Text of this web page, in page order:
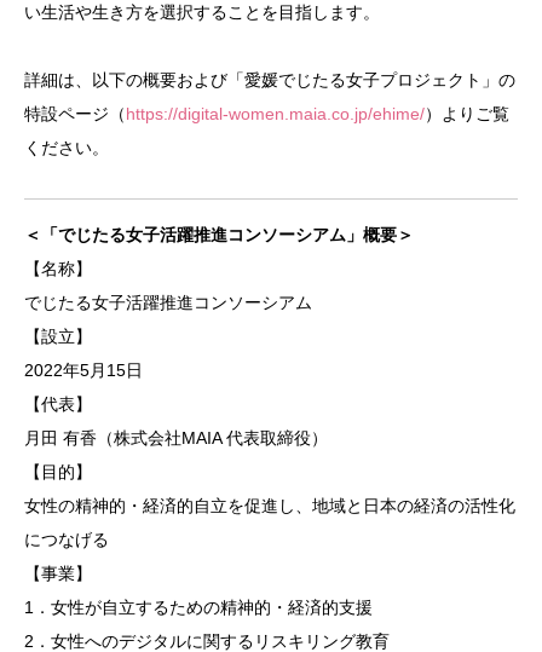
い生活や生き方を選択することを目指します。
詳細は、以下の概要および「愛媛でじたる女子プロジェクト」の
特設ページ（https://digital-women.maia.co.jp/ehime/）よりご覧
ください。
＜「でじたる女子活躍推進コンソーシアム」概要＞
【名称】
でじたる女子活躍推進コンソーシアム
【設立】
2022年5月15日
【代表】
月田 有香（株式会社MAIA 代表取締役）
【目的】
女性の精神的・経済的自立を促進し、地域と日本の経済の活性化
につなげる
【事業】
1．女性が自立するための精神的・経済的支援
2．女性へのデジタルに関するリスキリング教育